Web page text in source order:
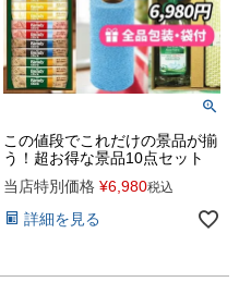
この値段でこれだけの景品が揃
う！超お得な景品10点セット
当店特別価格 ¥6,980税込
詳細を見る